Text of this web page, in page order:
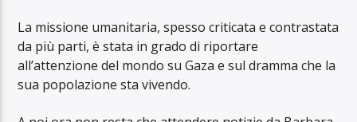
La missione umanitaria, spesso criticata e contrastata
da più parti, è stata in grado di riportare
all’attenzione del mondo su Gaza e sul dramma che la
sua popolazione sta vivendo.